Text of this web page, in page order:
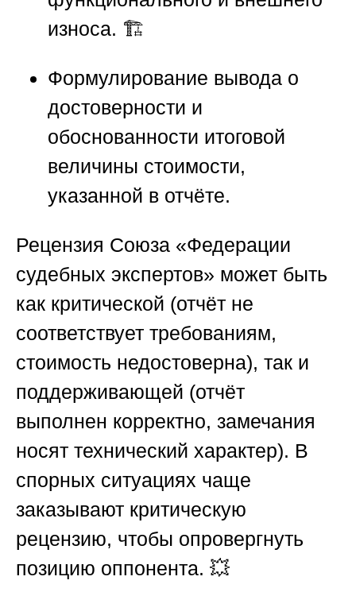
износа. 🏗️
Формулирование вывода о
достоверности и
обоснованности итоговой
величины стоимости,
указанной в отчёте.
Рецензия Союза «Федерации
судебных экспертов» может быть
как критической (отчёт не
соответствует требованиям,
стоимость недостоверна), так и
поддерживающей (отчёт
выполнен корректно, замечания
носят технический характер). В
спорных ситуациях чаще
заказывают критическую
рецензию, чтобы опровергнуть
позицию оппонента. 💥